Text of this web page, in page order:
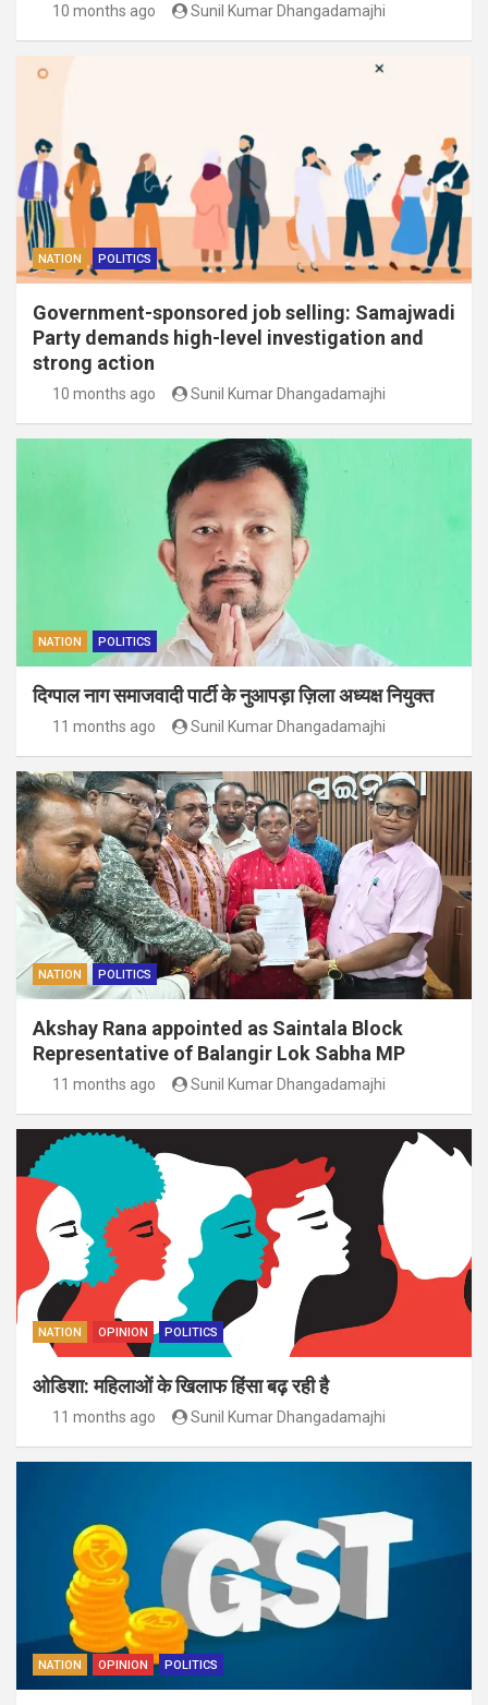
10 months ago Sunil Kumar Dhangadamajhi
NATION POLITICS
Government-sponsored job selling: Samajwadi
Party demands high-level investigation and
strong action
10 months ago Sunil Kumar Dhangadamajhi
NATION POLITICS
दिग्पाल नाग समाजवादी पार्टी के नुआपड़ा ज़िला अध्यक्ष नियुक्त
11 months ago Sunil Kumar Dhangadamajhi
NATION POLITICS
Akshay Rana appointed as Saintala Block
Representative of Balangir Lok Sabha MP
11 months ago Sunil Kumar Dhangadamajhi
NATION OPINION POLITICS
ओडिशा: महिलाओं के खिलाफ हिंसा बढ़ रही है
11 months ago Sunil Kumar Dhangadamajhi
NATION OPINION POLITICS